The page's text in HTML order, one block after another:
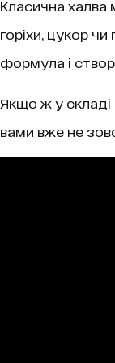
Класична халва
горіхи, цукор
формула і
Якщо ж у складі
вами вже не